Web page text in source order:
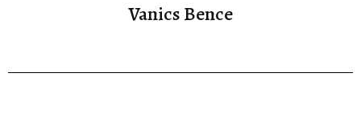
Vanics Bence